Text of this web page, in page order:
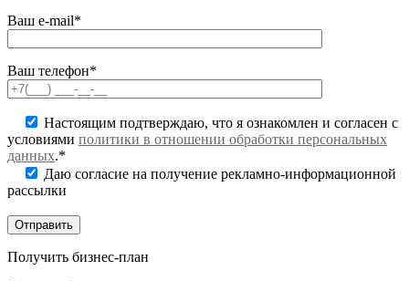
Ваш e-mail*
Ваш телефон*
Настоящим подтверждаю, что я ознакомлен и согласен с
условиями политики в отношении обработки персональных
данных.*
Даю согласие на получение рекламно-информационной
рассылки
Получить бизнес-план